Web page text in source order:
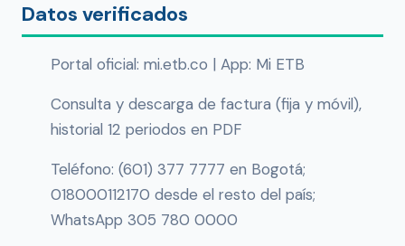
Datos verificados
Portal oficial: mi.etb.co | App: Mi ETB
Consulta y descarga de factura (fija y móvil),
historial 12 periodos en PDF
Teléfono: (601) 377 7777 en Bogotá;
018000112170 desde el resto del país;
WhatsApp 305 780 0000